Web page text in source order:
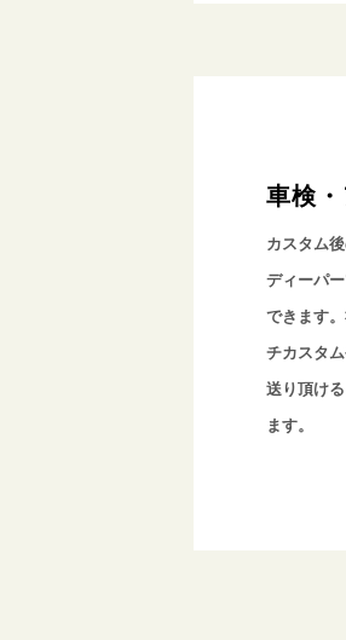
車検
カスタム
ディーパ
できます
チカスタ
送り頂け
ます。